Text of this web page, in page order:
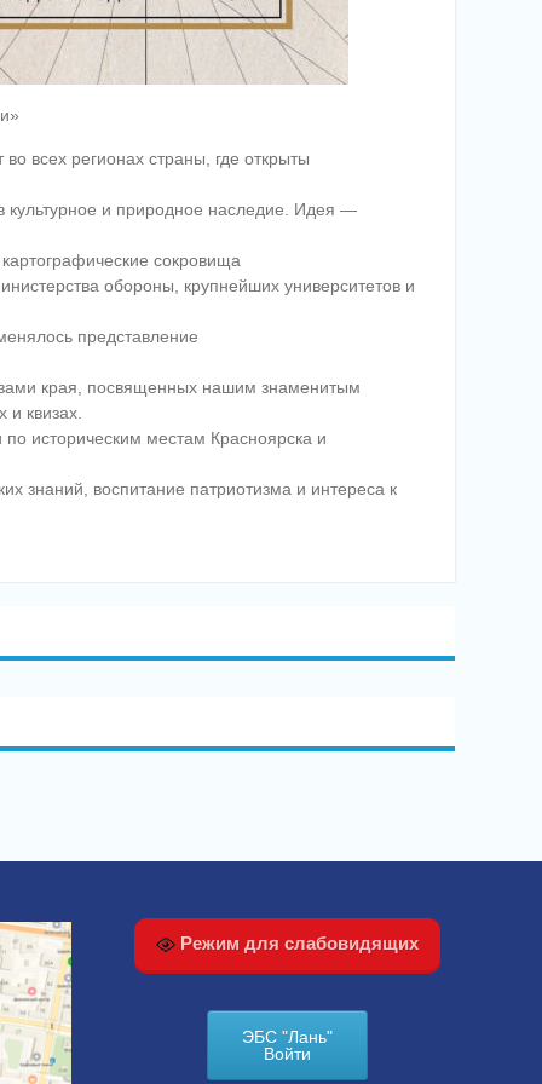
всех регионах страны, где открыты
культурное и природное наследие. Идея —
сокровища
обороны, крупнейших университетов и
представление
края, посвященных нашим знаменитым
квизах.
историческим местам Красноярска и
знаний, воспитание патриотизма и интереса к
Режим для слабовидящих
ЭБС "Лань"
Войти